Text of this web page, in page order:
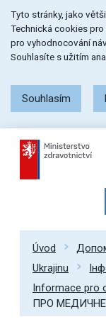
na
menu
na
obsah
na
patičku
stránky
Tyto stránky, jako
Technická cookies
pro vyhodnocování
Souhlasíte s užitím
Souhlasím
Úvod
Ukrajinu
Informace pro
ПРО